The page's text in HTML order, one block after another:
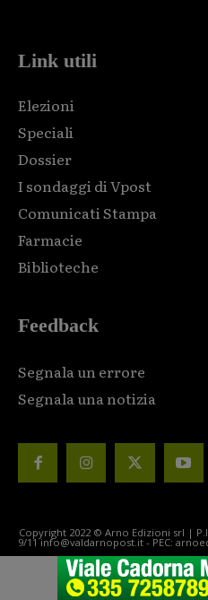
Link utili
Elezioni
Speciali
Dossier
I sondaggi di Vpost
Comunicati Stampa
Farmacie
Biblioteche
Feedback
Segnala un errore
Segnala una notizia
Copyright 2022 © Arno Edizioni srl |
9/11 info@valdarnopost.it - PEC: